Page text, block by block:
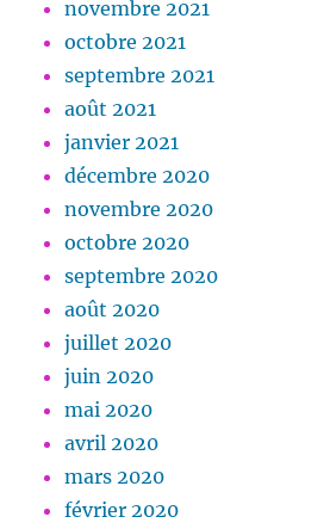
novembre 2021
octobre 2021
septembre 2021
août 2021
janvier 2021
décembre 2020
novembre 2020
octobre 2020
septembre 2020
août 2020
juillet 2020
juin 2020
mai 2020
avril 2020
mars 2020
février 2020